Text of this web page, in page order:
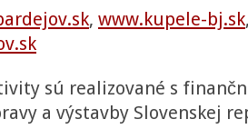
, www.kupele-bj.sk
sú realizované s
a výstavby Slovenskej